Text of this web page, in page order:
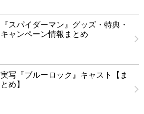
『スパイダーマン』グッズ・特典・
キャンペーン情報まとめ
実写『ブルーロック』キャスト【ま
とめ】